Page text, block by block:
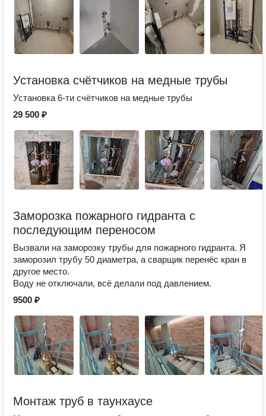
Установка счётчиков на медные трубы
Установка 6-ти счётчиков на медные трубы
29 500 ₽
Заморозка пожарного гидранта с
последующим переносом
Вызвали на заморозку трубы для пожарного гидранта. Я
заморозил трубу 50 диаметра, а сварщик перенёс кран в
другое место.
Воду не отключали, всё делали под давлением.
9500 ₽
Монтаж труб в таунхаусе